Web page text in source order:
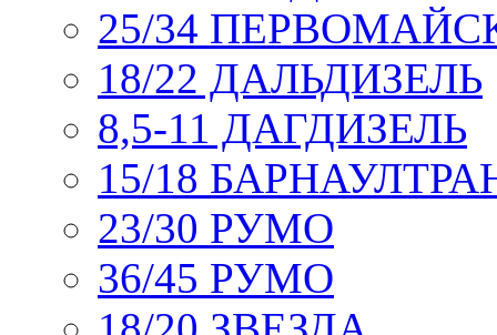
25/34
18/22 ДАЛЬДИЗЕЛЬ
8,5-11 ДАГДИЗЕЛЬ
15/18
23/30 РУМО
36/45 РУМО